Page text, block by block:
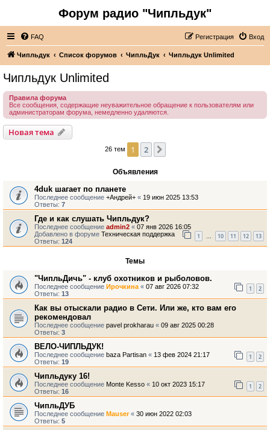
Форум радио "Чипльдук"
FAQ Вход
Регистрация
Чипльдук Список форумов ЧипльДук Чипльдук Unlimited
Чипльдук Unlimited
Правила форума
Все сообщения, содержащие неуважительное обращение к пользователям или
администраторам форума, немедленно удаляются.
Новая тема
26 тем 1 2
Объявления
4duk шагает по планете
Последнее сообщение +Андрей+ « 19 июн 2025 13:53
Ответы: 7
Где и как слушать Чипльдук?
Последнее сообщение admin2 « 07 янв 2026 16:05
Добавлено в форуме Техническая поддержка
Ответы: 124
1 … 10 11 12 13
Темы
"ЧипльДичь" - клуб охотников и рыболовов.
Последнее сообщение Ирочкина « 07 авг 2026 07:32
Ответы: 13
1 2
Как вы отыскали радио в Сети. Или же, кто вам его
рекомендовал
Последнее сообщение pavel prokharau « 09 авг 2025 00:28
Ответы: 3
ВЕЛО-ЧИПЛЬДУК!
Последнее сообщение baza Partisan « 13 фев 2024 21:17
Ответы: 19
1 2
Чипльдуку 16!
Последнее сообщение Monte Kesso « 10 окт 2023 15:17
Ответы: 16
1 2
ЧипльДУБ
Последнее сообщение Mauser« 30 июн 2022 02:03
Ответы: 5